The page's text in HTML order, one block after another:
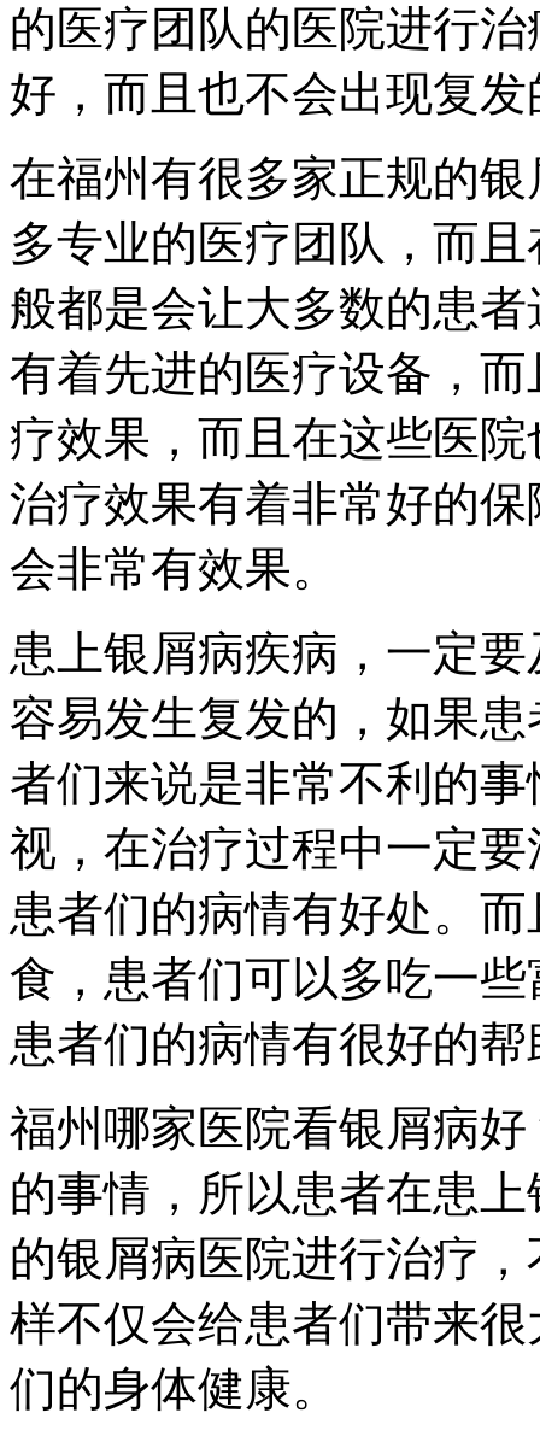
的医疗团队的医院进行
好，而且也不会出现复
在福州有很多家正规的
多专业的医疗团队，而
般都是会让大多数的患
有着先进的医疗设备，
疗效果，而且在这些医
治疗效果有着非常好的
会非常有效果。
患上银屑病疾病，一定
容易发生复发的，如果
者们来说是非常不利的
视，在治疗过程中一定
患者们的病情有好处。
食，患者们可以多吃一
患者们的病情有很好的帮
福州哪家医院看银屑病
的事情，所以患者在患
的银屑病医院进行治疗
样不仅会给患者们带来
们的身体健康。